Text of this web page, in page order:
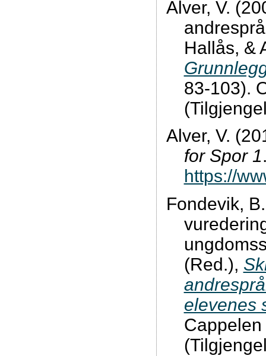
Alver, V.
Hallås, &
83-103).
Alver, V.
for Spor 1
https://
Fondevik,
(Red.),
elevenes